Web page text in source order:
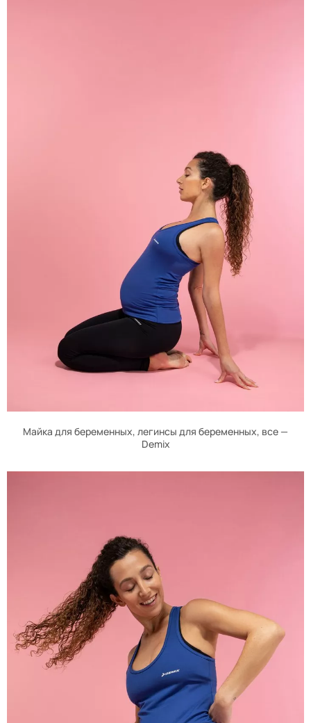
Майка для беременных, легинсы для беременных, все —
Demix